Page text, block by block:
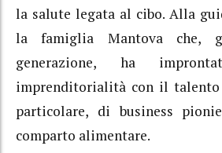
la salute legata al cibo. Alla
la famiglia Mantova che,
generazione, ha
imprenditorialità con il talento
particolare, di business
comparto alimentare.